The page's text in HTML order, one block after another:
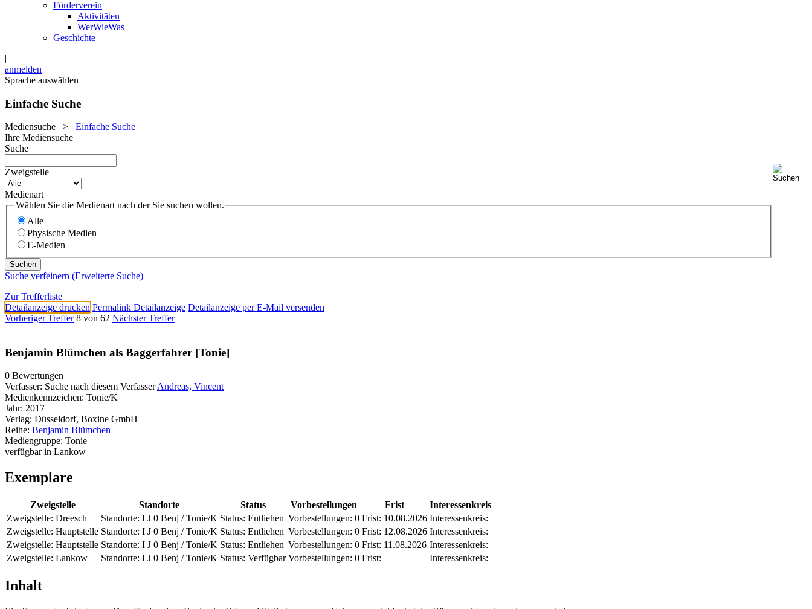
Förderverein
Aktivitäten
WerWieWas
Geschichte
|
anmelden
Sprache auswählen
Einfache Suche
Mediensuche > Einfache Suche
Ihre Mediensuche
Suche
Zweigstelle
Medienart
Wählen Sie die Medienart nach der Sie suchen wollen.
Alle
Physische Medien
E-Medien
Suche verfeinern (Erweiterte Suche)
Zur Trefferliste
Detailanzeige drucken Permalink Detailanzeige Detailanzeige per E-Mail versenden
Vorheriger Treffer 8 von 62 Nächster Treffer
Benjamin Blümchen als Baggerfahrer [Tonie]
0 Bewertungen
Verfasser: Suche nach diesem VerfasserAndreas, Vincent
Medienkennzeichen: Tonie/K
Jahr: 2017
Verlag: Düsseldorf, Boxine GmbH
Reihe: Benjamin Blümchen
Mediengruppe: Tonie
verfügbar in Lankow
Exemplare
Zweigstelle Standorte Status Vorbestellungen Frist
Interessenkreis
Zweigstelle: Dreesch Standorte: I J 0 Benj / Tonie/K Status: Entliehen Vorbestellungen: 0 Frist: 10.08.2026 Interessenkreis:
Zweigstelle: Hauptstelle Standorte: I J 0 Benj / Tonie/K Status: Entliehen Vorbestellungen: 0 Frist: 12.08.2026 Interessenkreis:
Zweigstelle: Hauptstelle Standorte: I J 0 Benj / Tonie/K Status: Entliehen Vorbestellungen: 0 Frist: 11.08.2026 Interessenkreis:
Zweigstelle: Lankow Standorte: I J 0 Benj / Tonie/K Status: Verfügbar Vorbestellungen: 0 Frist: Interessenkreis:
Inhalt